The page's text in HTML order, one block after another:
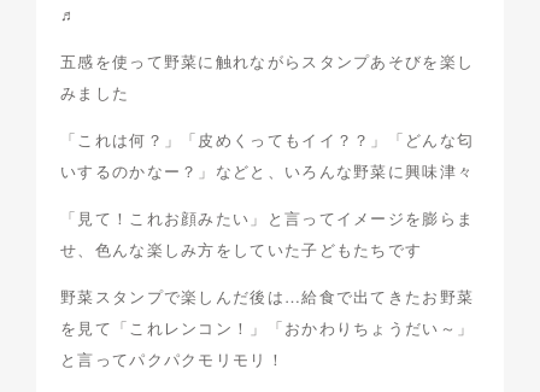
♬
五感を使って野菜に触れながらスタンプあそびを楽し
みました
「これは何？」「皮めくってもイイ？？」「どんな匂
いするのかなー？」などと、いろんな野菜に興味津々
「見て！これお顔みたい」と言ってイメージを膨らま
せ、色んな楽しみ方をしていた子どもたちです
野菜スタンプで楽しんだ後は…給食で出てきたお野菜
を見て「これレンコン！」「おかわりちょうだい～」
と言ってパクパクモリモリ！